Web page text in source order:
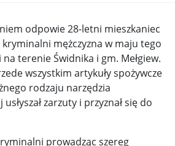
odpowie 28-letni mieszkaniec
kryminalni mężczyzna w maju tego
terenie Świdnika i gm. Mełgiew.
wszystkim artykuły spożywcze
rodzaju narzędzia
zarzuty i przyznał się do
prowadząc szereg